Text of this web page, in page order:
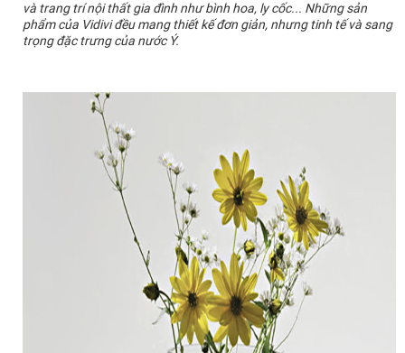
và trang trí nội thất gia đình như bình hoa, ly cốc... Những sản
phẩm của Vidivi đều mang thiết kế đơn giản, nhưng tinh tế và sang
trọng đặc trưng của nước Ý.